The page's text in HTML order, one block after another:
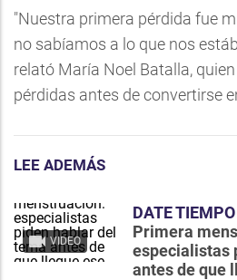
"Nuestra primera pérdida fue
no sabíamos a lo que nos
relató María Noel Batalla,
pérdidas antes de convertirse
LEE ADEMÁS
VIDEO
DATE TIEMPO
Primera
especialistas
antes de que